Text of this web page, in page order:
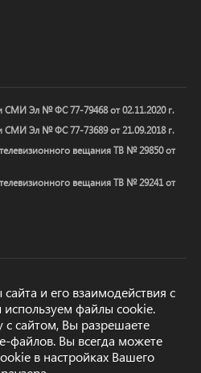
СМИ Эл № ФС 77-79468 от 02.11.2020 г.
СМИ Эл № ФС 77-73689 от 21.09.2018 г.
вещания ТВ № 29850 от
вещания ТВ № 29241 от
ОТПРАВИТЬ
и его взаимодействия с
файлы cookie.
сайтом, Вы разрешаете
файлов. Вы всегда можете
в настройках Вашего